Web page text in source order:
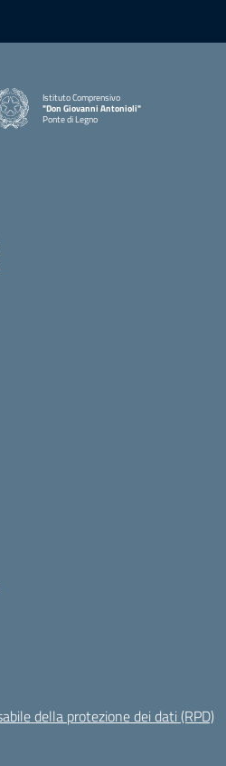
Istituto Comprensivo
"Don Giovanni Antonioli"
Ponte di Legno
— Visita la pagina iniziale della scuola
della protezione dei dati (RPD)